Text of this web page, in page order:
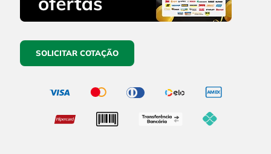
SOLICITAR COTAÇÃO